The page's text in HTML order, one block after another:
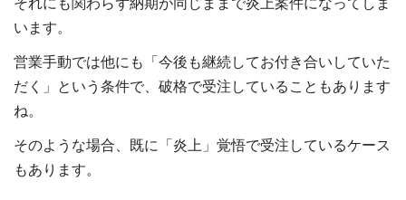
それにも関わらず納期が同じままで炎上案件になってしま
います。
営業手動では他にも「今後も継続してお付き合いしていた
だく」という条件で、破格で受注していることもあります
ね。
そのような場合、既に「炎上」覚悟で受注しているケース
もあります。